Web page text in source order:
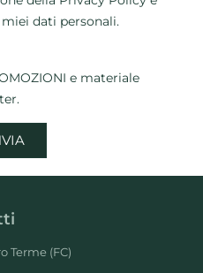
dati personali.
e materiale
Terme (FC)